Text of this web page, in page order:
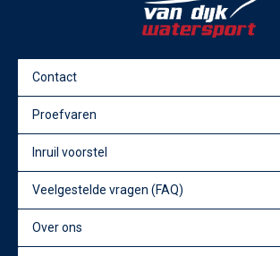
Contact
Proefvaren
Inruil voorstel
Veelgestelde vragen (FAQ)
Over ons